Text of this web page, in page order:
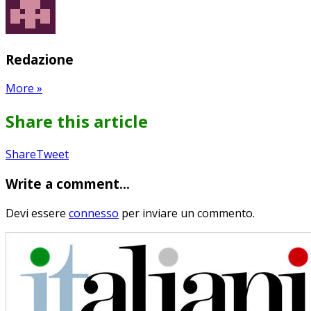
Redazione
More »
Share this article
ShareTweetShare
Google+
Pin
Pinterest
Send
WhatsApp
Write a comment...
Devi essere connesso per inviare un commento.